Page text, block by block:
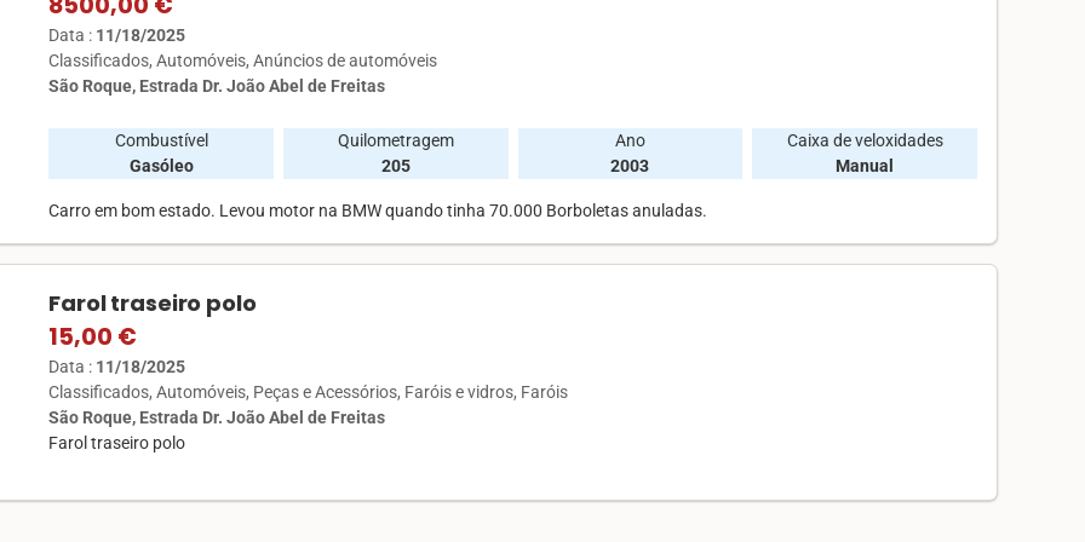
Data : 11/18/2025
Classificados Automóveis Anúncios de automóveis
São Roque, Estrada Dr. João Abel de Freitas
Combustível
Gasóleo
Quilometragem
205
Ano
2003
Caixa de veloxidades
Manual
Carro em bom estado. Levou motor na BMW quando tinha 70.000 Borboletas anuladas.
Farol traseiro polo
15,00 €
Data : 11/18/2025
Classificados Automóveis Peças e Acessórios Faróis e vidros Faróis
São Roque, Estrada Dr. João Abel de Freitas
Farol traseiro polo